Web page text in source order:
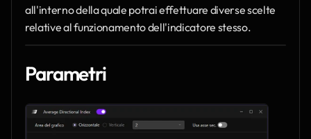
all'interno della quale potrai effettuare diverse scelte
relative al funzionamento dell'indicatore stesso.
Parametri